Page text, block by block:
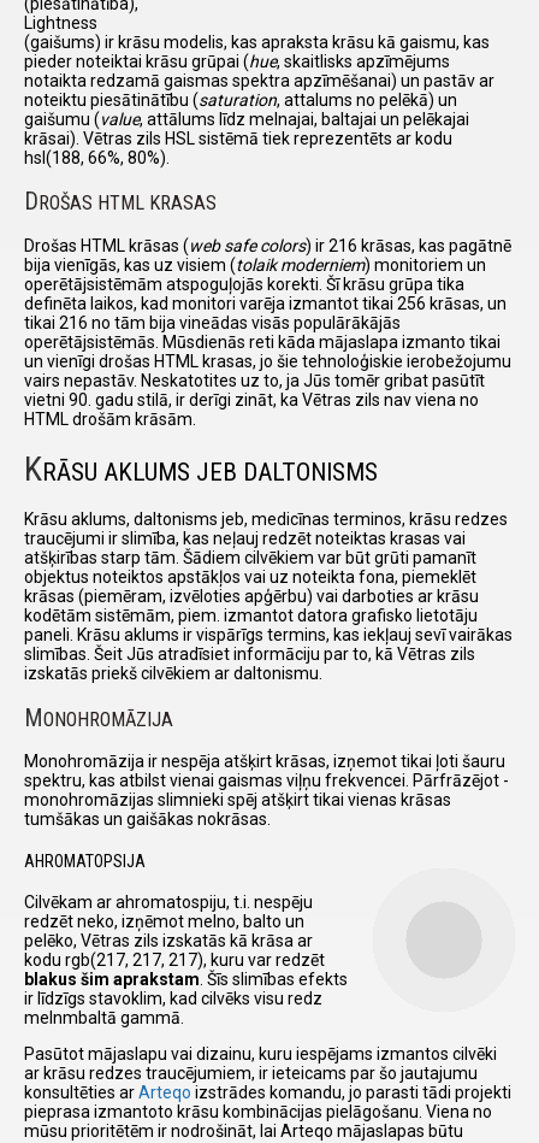
Lightness
(gaišums) ir krāsu modelis, kas apraksta krāsu kā gaismu, kas
pieder noteiktai krāsu grūpai (hue, skaitlisks apzīmējums
notaikta redzamā gaismas spektra apzīmēšanai) un pastāv ar
noteiktu piesātinātību (saturation, attalums no pelēkā) un
gaišumu (value, attālums līdz melnajai, baltajai un pelēkajai
krāsai). Vētras zils HSL sistēmā tiek reprezentēts ar kodu
hsl(188, 66%, 80%).
D ROŠAS HTML KRASAS
Drošas HTML krāsas (web safe colors) ir 216 krāsas, kas pagātnē
bija vienīgās, kas uz visiem (tolaik moderniem) monitoriem un
operētājsistēmām atspoguļojās korekti. Šī krāsu grūpa tika
definēta laikos, kad monitori varēja izmantot tikai 256 krāsas, un
tikai 216 no tām bija vineādas visās populārākājās
operētājsistēmās. Mūsdienās reti kāda mājaslapa izmanto tikai
un vienīgi drošas HTML krasas, jo šie tehnoloģiskie ierobežojumu
vairs nepastāv. Neskatotites uz to, ja Jūs tomēr gribat pasūtīt
vietni 90. gadu stilā, ir derīgi zināt, ka Vētras zils nav viena no
HTML drošām krāsām.
KRĀSU AKLUMS JEB DALTONISMS
Krāsu aklums, daltonisms jeb, medicīnas terminos, krāsu redzes
traucējumi ir slimība, kas neļauj redzēt noteiktas krasas vai
atšķirības starp tām. Šādiem cilvēkiem var būt grūti pamanīt
objektus noteiktos apstākļos vai uz noteikta fona, piemeklēt
krāsas (piemēram, izvēloties apģērbu) vai darboties ar krāsu
kodētām sistēmām, piem. izmantot datora grafisko lietotāju
paneli. Krāsu aklums ir vispārīgs termins, kas iekļauj sevī vairākas
slimības. Šeit Jūs atradīsiet informāciju par to, kā Vētras zils
izskatās priekš cilvēkiem ar daltonismu.
MONOHROMĀZIJA
Monohromāzija ir nespēja atšķirt krāsas, izņemot tikai ļoti šauru
spektru, kas atbilst vienai gaismas viļņu frekvencei. Pārfrāzējot -
monohromāzijas slimnieki spēj atšķirt tikai vienas krāsas
tumšākas un gaišākas nokrāsas.
AHROMATOPSIJA
Cilvēkam ar ahromatospiju, t.i. nespēju
redzēt neko, izņēmot melno, balto un
pelēko, Vētras zils izskatās kā krāsa ar
kodu rgb(217, 217, 217), kuru var redzēt
blakus šim aprakstam. Šīs slimības efekts
ir līdzīgs stavoklim, kad cilvēks visu redz
melnmbaltā gammā.
Pasūtot mājaslapu vai dizainu, kuru iespējams izmantos cilvēki
ar krāsu redzes traucējumiem, ir ieteicams par šo jautajumu
konsultēties arArteqo izstrādes komandu, jo parasti tādi projekti
pieprasa izmantoto krāsu kombinācijas pielāgošanu. Viena no
mūsu prioritētēm ir nodrošināt, lai Arteqo mājaslapas būtu